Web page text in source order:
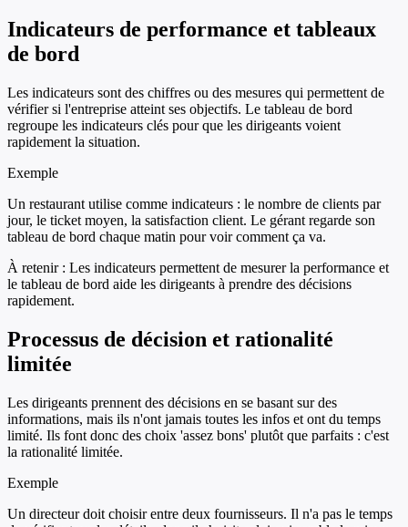
Indicateurs de performance et tableaux
de bord
Les indicateurs sont des chiffres ou des mesures qui permettent de
vérifier si l'entreprise atteint ses objectifs. Le tableau de bord
regroupe les indicateurs clés pour que les dirigeants voient
rapidement la situation.
Exemple
Un restaurant utilise comme indicateurs : le nombre de clients par
jour, le ticket moyen, la satisfaction client. Le gérant regarde son
tableau de bord chaque matin pour voir comment ça va.
À retenir : Les indicateurs permettent de mesurer la performance et
le tableau de bord aide les dirigeants à prendre des décisions
rapidement.
Processus de décision et rationalité
limitée
Les dirigeants prennent des décisions en se basant sur des
informations, mais ils n'ont jamais toutes les infos et ont du temps
limité. Ils font donc des choix 'assez bons' plutôt que parfaits : c'est
la rationalité limitée.
Exemple
Un directeur doit choisir entre deux fournisseurs. Il n'a pas le temps